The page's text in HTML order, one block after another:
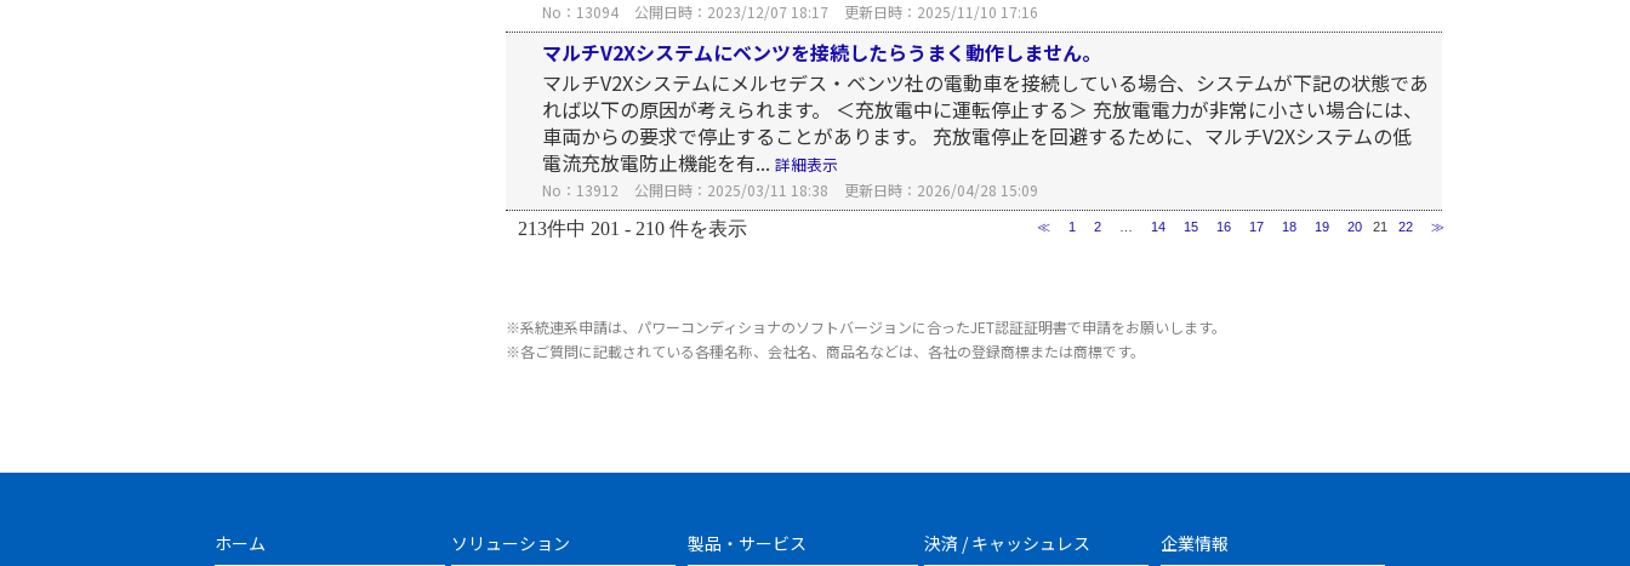
No：13094 公開日時：2023/12/07 18:17 更新日時：2025/11/10 17:16
マルチV2Xシステムにベンツを接続したらうまく動作しません。
マルチV2Xシステムにメルセデス・ベンツ社の電動車を接続している場合、システムが下記の状態であ
れば以下の原因が考えられます。 ＜充放電中に運転停止する＞ 充放電電力が非常に小さい場合には、
車両からの要求で停止することがあります。 充放電停止を回避するために、マルチV2Xシステムの低
電流充放電防止機能を有... 詳細表示
No：13912 公開日時：2025/03/11 18:38
更新日時：2026/04/28 15:09
213件中 201 - 210 件を表示
≪ 1 2 14 15 16 17 18 19 20 21 22 ≫
※系統連系申請は、パワーコンディショナのソフトバージョンに合ったJET認証証明書で申請をお願いします。
※各ご質問に記載されている各種名称、会社名、商品名などは、各社の登録商標または商標です。
ホーム ソリューション
製品・サービス
決済 / キャッシュレス 企業情報